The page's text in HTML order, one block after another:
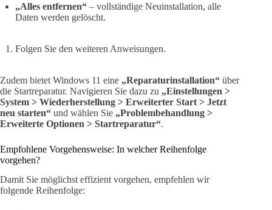
„Alles entfernen“ – vollständige Neuinstallation, alle
Daten werden gelöscht.
Folgen Sie den weiteren Anweisungen.
Zudem bietet Windows 11 eine „Reparaturinstallation“ über
die Startreparatur. Navigieren Sie dazu zu „Einstellungen >
System > Wiederherstellung > Erweiterter Start > Jetzt
neu starten“ und wählen Sie „Problembehandlung >
Erweiterte Optionen > Startreparatur“.
Empfohlene Vorgehensweise: In welcher Reihenfolge
vorgehen?
Damit Sie möglichst effizient vorgehen, empfehlen wir
folgende Reihenfolge: